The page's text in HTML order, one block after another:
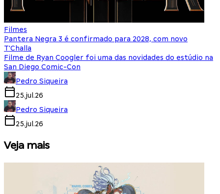
Filmes
Pantera Negra 3 é confirmado para 2028, com novo
T'Challa
Filme de Ryan Coogler foi uma das novidades do estúdio na
San Diego Comic-Con
Pedro Siqueira
25.jul.26
Pedro Siqueira
25.jul.26
Veja mais